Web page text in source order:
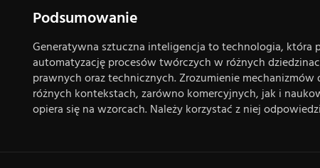
Podsumowanie
Generatywna sztuczna inteligencja to technologia, która
automatyzację procesów twórczych w różnych
prawnych oraz technicznych. Zrozumienie
różnych kontekstach, zarówno komercyjnych, jak i
opiera się na wzorcach. Należy korzystać z niej